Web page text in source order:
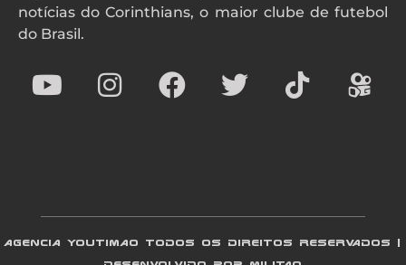
notícias do Corinthians, o maior clube de futebol
do Brasil.
AGENCIA YOUTIMAO TODOS OS DIREITOS RESERVADOS |